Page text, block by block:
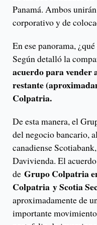
Panamá. Ambos
corporativo y de
En ese panorama,
Según detalló la
acuerdo para vender
restante
Colpatria.
De esta manera, el
del negocio bancario,
canadiense
Davivienda. El
de Grupo Colpatria
Colpatria y Scotia
aproximadamente de
importante